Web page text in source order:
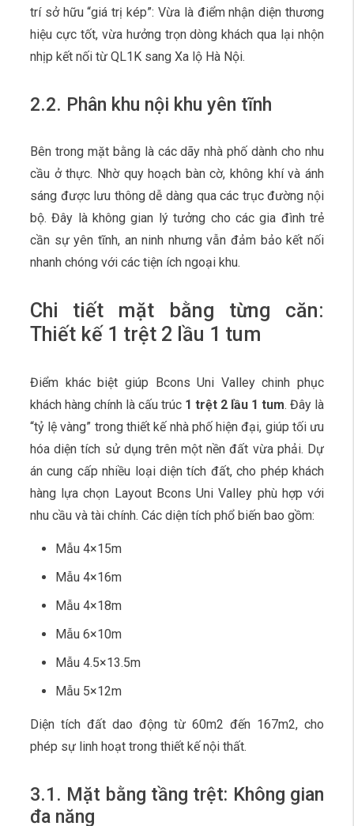
trí sở hữu “giá trị kép”: Vừa là điểm nhận diện thương
hiệu cực tốt, vừa hưởng trọn dòng khách qua lại nhộn
nhịp kết nối từ QL1K sang Xa lộ Hà Nội.
2.2. Phân khu nội khu yên tĩnh
Bên trong mặt bằng là các dãy nhà phố dành cho nhu
cầu ở thực. Nhờ quy hoạch bàn cờ, không khí và ánh
sáng được lưu thông dễ dàng qua các trục đường nội
bộ. Đây là không gian lý tưởng cho các gia đình trẻ
cần sự yên tĩnh, an ninh nhưng vẫn đảm bảo kết nối
nhanh chóng với các tiện ích ngoại khu.
Chi tiết mặt bằng từng căn:
Thiết kế 1 trệt 2 lầu 1 tum
Điểm khác biệt giúp Bcons Uni Valley chinh phục
khách hàng chính là cấu trúc 1 trệt 2 lầu 1 tum. Đây là
“tỷ lệ vàng” trong thiết kế nhà phố hiện đại, giúp tối ưu
hóa diện tích sử dụng trên một nền đất vừa phải. Dự
án cung cấp nhiều loại diện tích đất, cho phép khách
hàng lựa chọn Layout Bcons Uni Valley phù hợp với
nhu cầu và tài chính. Các diện tích phổ biến bao gồm:
Mẫu 4×15m
Mẫu 4×16m
Mẫu 4×18m
Mẫu 6×10m
Mẫu 4.5×13.5m
Mẫu 5×12m
Diện tích đất dao động từ 60m2 đến 167m2, cho
phép sự linh hoạt trong thiết kế nội thất.
3.1. Mặt bằng tầng trệt: Không gian
đa năng